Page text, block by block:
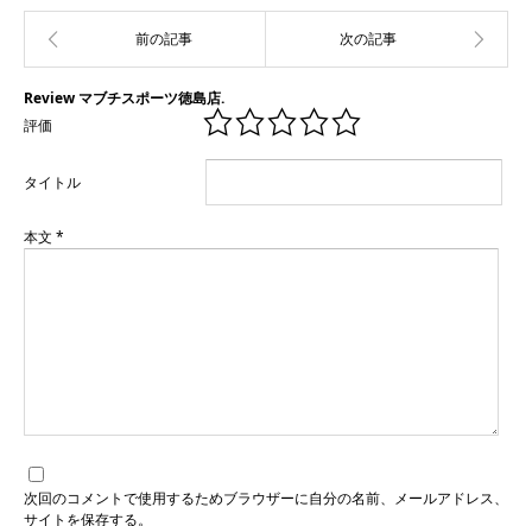
Review マブチスポーツ徳島店.
評価
タイトル
本文 *
次回のコメントで使用するためブラウザーに自分の名前、メールアドレス、
サイトを保存する。